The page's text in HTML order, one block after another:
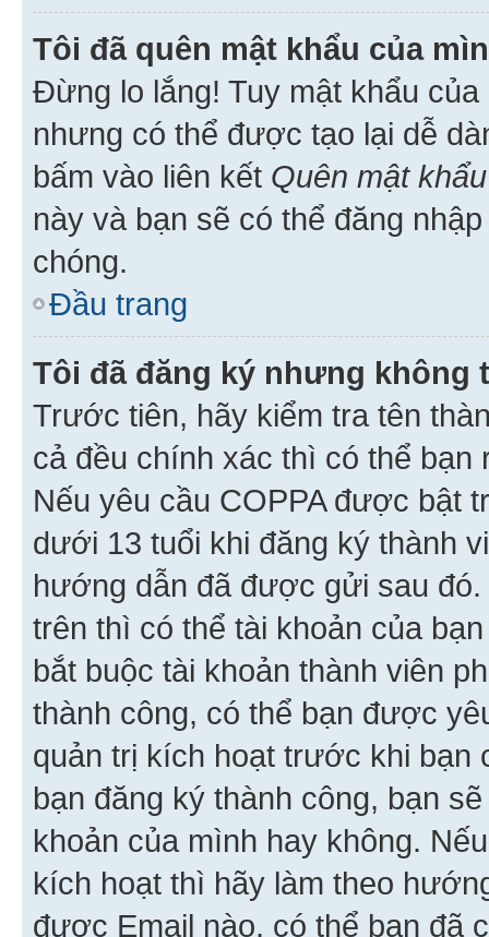
Tôi đã quên mật khẩu của
Đừng lo lắng! Tuy mật khẩu
nhưng có thể được tạo lại dễ
bấm vào liên kết Quên mật khẩu
này và bạn sẽ có thể đăng
chóng.
Đầu trang
Tôi đã đăng ký nhưng không
Trước tiên, hãy kiểm tra tên
cả đều chính xác thì có thể
Nếu yêu cầu COPPA được bật
dưới 13 tuổi khi đăng ký thành
hướng dẫn đã được gửi sau
trên thì có thể tài khoản của
bắt buộc tài khoản thành viên
thành công, có thể bạn được
quản trị kích hoạt trước khi bạn
bạn đăng ký thành công, bạn
khoản của mình hay không.
kích hoạt thì hãy làm theo
được Email nào, có thể bạn đã